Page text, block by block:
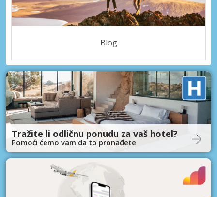
Blog
Tražite li odličnu ponudu za vaš hotel?
Pomoći ćemo vam da to pronađete